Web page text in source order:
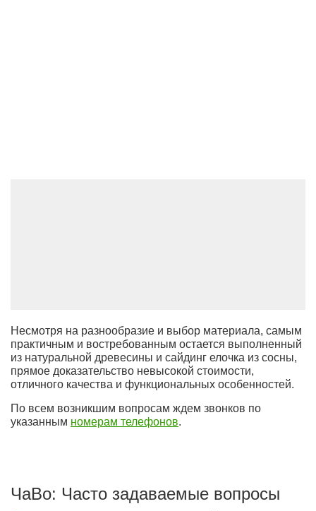
Несмотря на разнообразие и выбор материала, самым
практичным и востребованным остается выполненный
из натуральной древесины и сайдинг елочка из сосны,
прямое доказательство невысокой стоимости,
отличного качества и функциональных особенностей.
По всем возникшим вопросам ждем звонков по
указанным номерам телефонов.
ЧаВо: Часто задаваемые вопросы